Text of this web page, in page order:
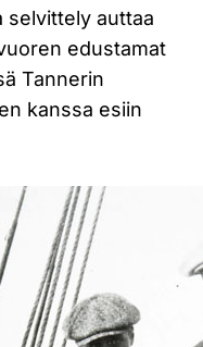
selvittely auttaa
edustamat
Tannerin
kanssa esiin